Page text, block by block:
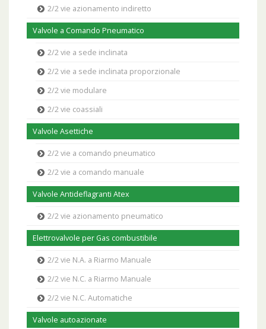
2/2 vie azionamento indiretto
Valvole a Comando Pneumatico
2/2 vie a sede inclinata
2/2 vie a sede inclinata proporzionale
2/2 vie modulare
2/2 vie coassiali
Valvole Asettiche
2/2 vie a comando pneumatico
2/2 vie a comando manuale
Valvole Antideflagranti Atex
2/2 vie azionamento pneumatico
Elettrovalvole per Gas combustibile
2/2 vie N.A. a Riarmo Manuale
2/2 vie N.C. a Riarmo Manuale
2/2 vie N.C. Automatiche
Valvole autoazionate